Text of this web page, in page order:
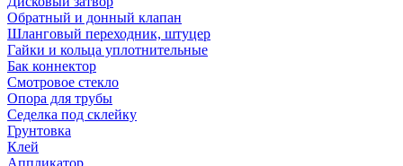
Обратный и донный клапан
Шланговый переходник, штуцер
Гайки и кольца уплотнительные
Бак коннектор
Смотровое стекло
Опора для трубы
Седелка под склейку
Грунтовка
Клей
Аппликатор